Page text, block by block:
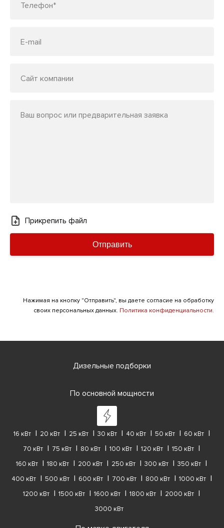
Телефон*
E-mail
Сайт компании
Ваш вопрос или предварительная заявка
Прикрепить файл
Отправить
Нажимая на кнопку "Отправить", вы даете согласие на обработку
своих персональных данных. Политика конфиденциальности.
Дизельные подборки
По основной мощности
16 кВт 20 кВт 25 кВт 30 кВт 40 кВт 50 кВт
60 кВт
70 кВт
75 кВт 80 кВт 100 кВт 120 кВт
150 кВт
160 кВт
180 кВт 200 кВт 250 кВт 300 кВт
350 кВт
400 кВт
500 кВт 600 кВт 700 кВт 800 кВт
1000 кВт
1200 кВт
1500 кВт 1600 кВт 1800 кВт
2000 кВт
3000 кВт